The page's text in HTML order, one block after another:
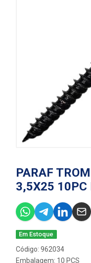
PARAF
3,5X25 10PC
Em Estoque
Código: 962034
Embalagem: 10 PCS